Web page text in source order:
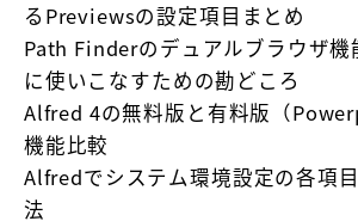
るPreviewsの設定項目まとめ
Path Finderのデュアルブラウザ機
に使いこなすための勘どころ
Alfred 4の無料版と有料版（
機能比較
Alfredでシステム環境設定の各項
法